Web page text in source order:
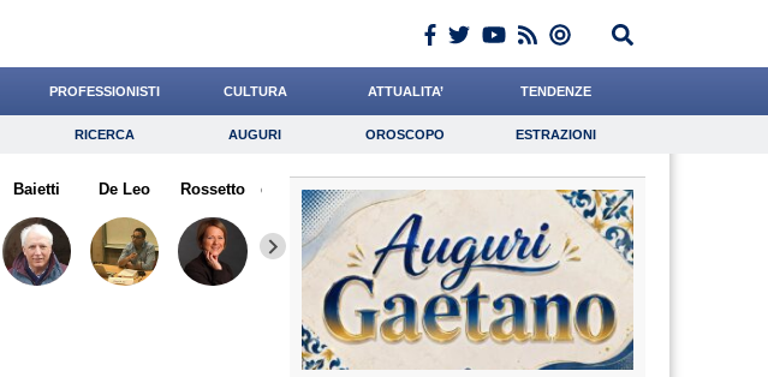
PROFESSIONISTI CULTURA ATTUALITA’ TENDENZE
Ricerca Auguri Oroscopo Estrazioni
Economia Giornalista Lavoro Psicologia
RICERCA AUGURI OROSCOPO ESTRAZIONI
Baietti De Leo Rossetto de Durante Miraglia Cacciatore Catizone